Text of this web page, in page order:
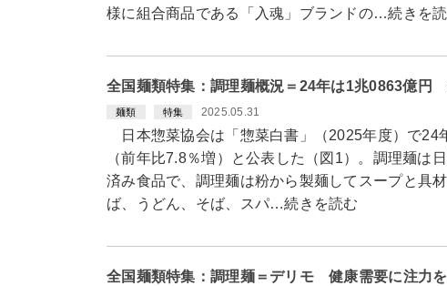
様に組合商品である「入魂」ブランドの…続きを
全国麺類特集：調理麺概況＝24年は1兆0863億
麺類 特集 2025.05.31
日本惣菜協会は「惣菜白書」（2025年度）で24
（前年比7.8％増）と公表した（図1）。調理麺は
済み食品で、調理麺は粉から製麺してスープと具
ば、うどん、そば、スパ…続きを読む
全国麺類特集：調理麺＝デリモ 健康需要に注力を